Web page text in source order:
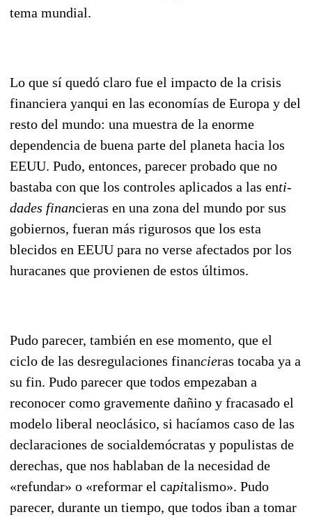
tema mundial.
Lo que sí quedó claro fue el impacto de la crisis
financiera yanqui en las economías de Europa y del
resto del mundo: una muestra de la enorme
dependencia de buena parte del planeta hacia los
EEUU. Pudo, entonces, parecer probado que no
bastaba con que los controles aplicados a las enti­
dades financieras en una zona del mundo por sus
gobiernos, fueran más rigurosos que los esta
blecidos en EEUU para no verse afectados por los
huracanes que provienen de estos últimos.
Pudo parecer, también en ese momento, que el
ciclo de las desregulaciones financieras tocaba ya a
su fin. Pudo parecer que todos empezaban a
reconocer como gravemente dañino y fracasado el
modelo liberal neoclásico, si hacíamos caso de las
declaraciones de socialdemócratas y populistas de
derechas, que nos hablaban de la necesidad de
«refundar» o «reformar el capitalismo». Pudo
parecer, durante un tiempo, que todos iban a tomar